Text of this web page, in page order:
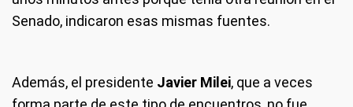
Senado, indicaron esas mismas fuentes.
Además, el presidente Javier Milei, que a veces